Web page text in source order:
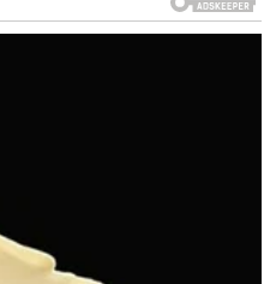
što vas duboko u sebi
od vas da pokažete ranjivost,
da priznate šta vam je
jer će se konačno otvoriti
tačke razlaza ako se pokaže